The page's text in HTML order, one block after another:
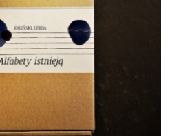
SZCZEGÓŁY